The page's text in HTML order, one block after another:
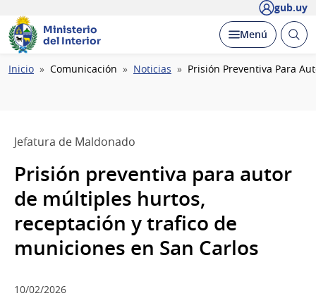
gub.uy
Ministerio
del Interior
Desplegar
Menú Abrir
Ruta
Inicio Comunicación Noticias Prisión Preventiva Para
Jefatura de Maldonado
Prisión preventiva para autor
de múltiples hurtos,
receptación y trafico de
municiones en San Carlos
10/02/2026